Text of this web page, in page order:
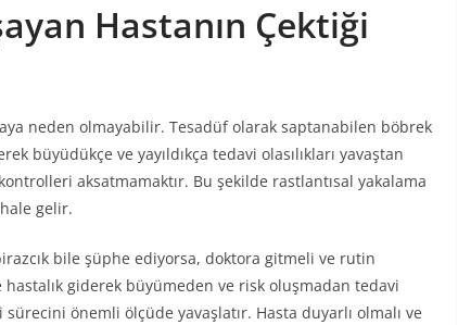
Hastanın Çektiği
neden olmayabilir. Tesadüf olarak saptanabilen böbrek
büyüdükçe ve yayıldıkça tedavi olasılıkları yavaştan
aksatmamaktır. Bu şekilde rastlantısal yakalama
gelir.
bile şüphe ediyorsa, doktora gitmeli ve rutin
giderek büyümeden ve risk oluşmadan tedavi
önemli ölçüde yavaşlatır. Hasta duyarlı olmalı ve